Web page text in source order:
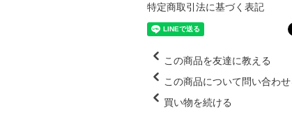
特定商取引法に基づく表記
この商品を友達に教える
この商品について問い合わせ
買い物を続ける